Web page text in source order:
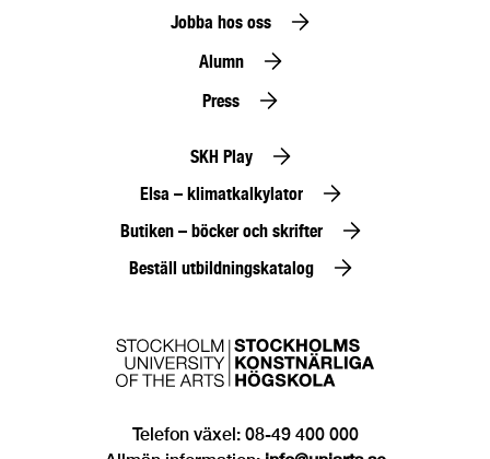
Jobba hos oss
Alumn
Press
SKH Play
Elsa – klimatkalkylator
Butiken – böcker och skrifter
Beställ utbildningskatalog
Telefon växel: 08-49 400 000